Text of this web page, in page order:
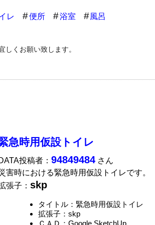
レ 便所 浴室 風呂
しくお願い致します。
急時用仮設トイレ
投稿者： 94849484 さん
害時における緊急時用仮設トイレです。
張子： skp
タイトル：緊急時用仮設トイレ
拡張子：skp
ＣＡＤ：Google SketchUp